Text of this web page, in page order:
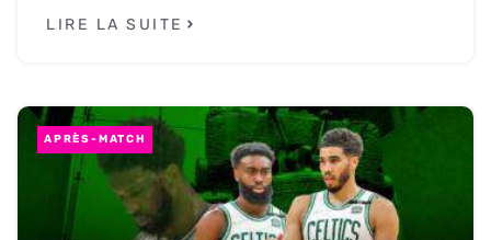
LIRE LA SUITE
APRÈS-MATCH